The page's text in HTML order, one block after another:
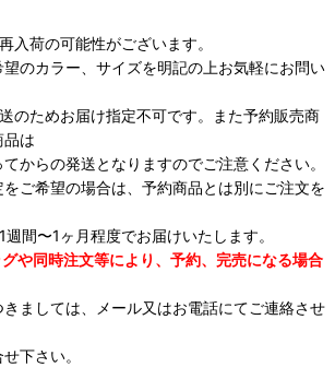
入荷の可能性がございます。
のカラー、サイズを明記の上お気軽にお問い
のためお届け指定不可です。また予約販売商
品は
からの発送となりますのでご注意ください。
ご希望の場合は、予約商品とは別にご注文を
間〜1ヶ月程度でお届けいたします。
や同時注文等により、予約、完売になる場合
ましては、メール又はお電話にてご連絡させ
下さい。